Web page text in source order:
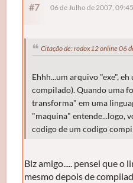
#7 06 de Julho de 2007, 09:45
Citação de: rodox12 online 06
Ehhh...um arquivo "exe",
compilado). Quando uma
transforma" em uma
"maquina" entende...logo,
codigo de um codigo
Blz amigo..... pensei que o
mesmo depois de